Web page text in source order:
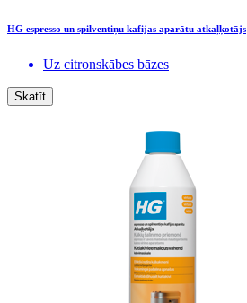
HG espresso un spilventiņu kafijas aparātu atkaļķotājs
Uz citronskābes bāzes
Skatīt